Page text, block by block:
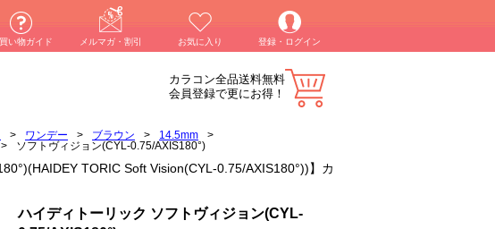
い物ガイド メルマガ・割引 お気に入り 登録・ログイン
カラコン全品送料無料
会員登録で更にお得！
> ワンデー > ブラウン > 14.5mm
>
> ソフトヴィジョン(CYL-0.75/AXIS180°)
TORIC Soft Vision(CYL-0.75/AXIS180°))】カ
ハイディトーリック ソフトヴィジョン(CYL-